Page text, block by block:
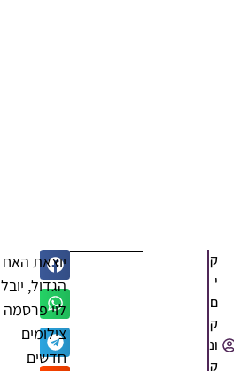
ק
י
ם
ק
ונ
ק
יוצאת האח
הגדול, יובל
לוי פרסמה
צילומים
חדשים